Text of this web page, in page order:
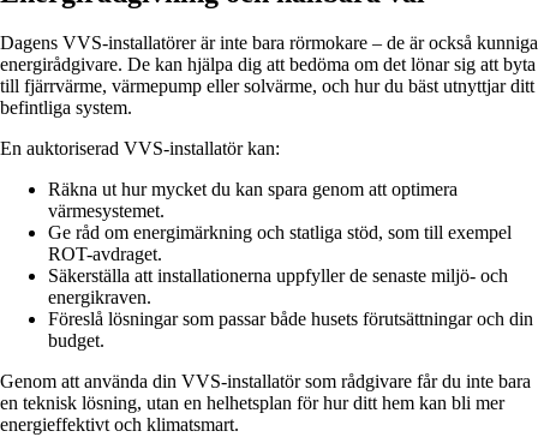
Dagens VVS-installatörer är inte bara rörmokare – de är också kunniga
energirådgivare. De kan hjälpa dig att bedöma om det lönar sig att byta
till fjärrvärme, värmepump eller solvärme, och hur du bäst utnyttjar ditt
befintliga system.
En auktoriserad VVS-installatör kan:
Räkna ut hur mycket du kan spara genom att optimera
värmesystemet.
Ge råd om energimärkning och statliga stöd, som till exempel
ROT-avdraget.
Säkerställa att installationerna uppfyller de senaste miljö- och
energikraven.
Föreslå lösningar som passar både husets förutsättningar och din
budget.
Genom att använda din VVS-installatör som rådgivare får du inte bara
en teknisk lösning, utan en helhetsplan för hur ditt hem kan bli mer
energieffektivt och klimatsmart.